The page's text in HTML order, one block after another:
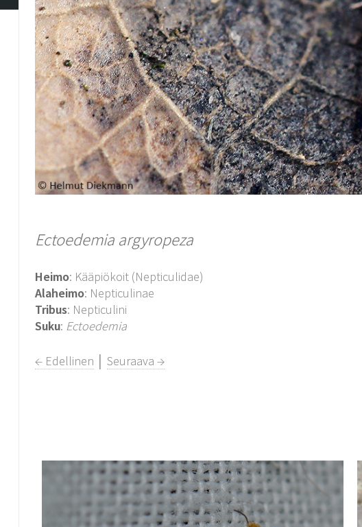
Ectoedemia argyropeza
Heimo: Kääpiökoit (Nepticulidae)
Alaheimo: Nepticulinae
Tribus: Nepticulini
Suku: Ectoedemia
← Edellinen │Seuraava →